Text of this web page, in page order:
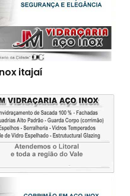
itajaí